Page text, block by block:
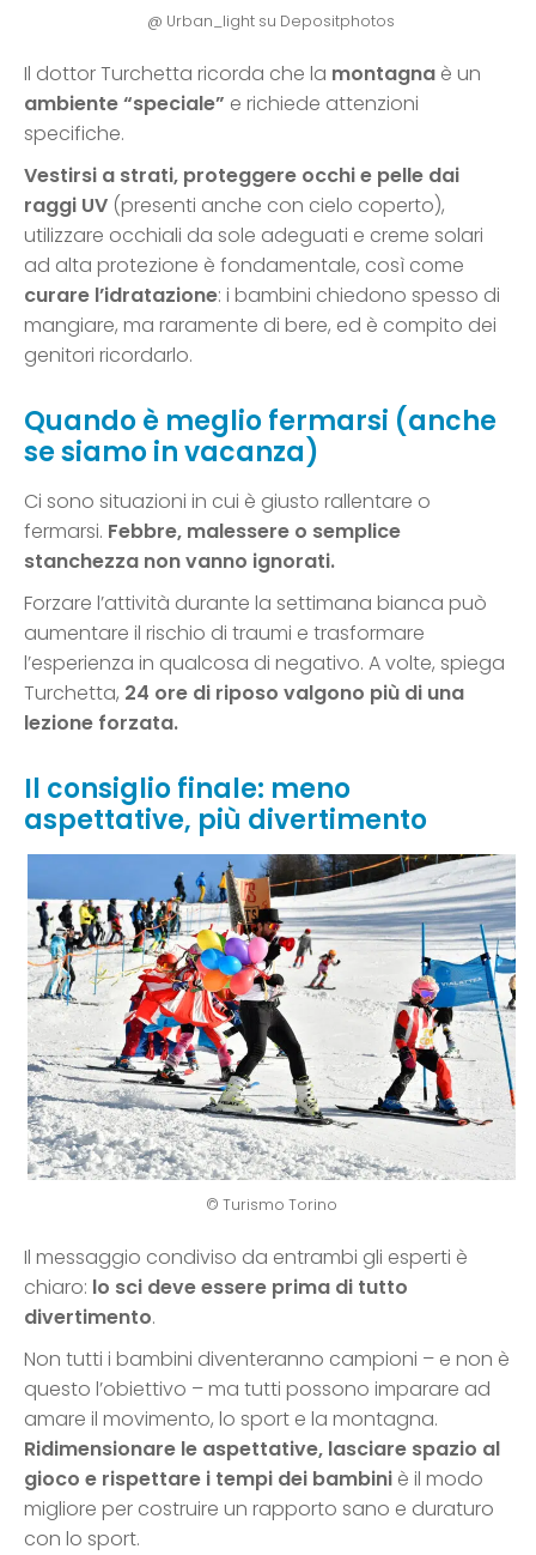
@ Urban_light su Depositphotos
Il dottor Turchetta ricorda che la montagna è un
ambiente “speciale” e richiede attenzioni
specifiche.
Vestirsi a strati, proteggere occhi e pelle dai
raggi UV (presenti anche con cielo coperto),
utilizzare occhiali da sole adeguati e creme solari
ad alta protezione è fondamentale, così come
curare l’idratazione: i bambini chiedono spesso di
mangiare, ma raramente di bere, ed è compito dei
genitori ricordarlo.
Quando è meglio fermarsi (anche
se siamo in vacanza)
Ci sono situazioni in cui è giusto rallentare o
fermarsi. Febbre, malessere o semplice
stanchezza non vanno ignorati.
Forzare l’attività durante la settimana bianca può
aumentare il rischio di traumi e trasformare
l’esperienza in qualcosa di negativo. A volte, spiega
Turchetta, 24 ore di riposo valgono più di una
lezione forzata.
Il consiglio finale: meno
aspettative, più divertimento
© Turismo Torino
Il messaggio condiviso da entrambi gli esperti è
chiaro: lo sci deve essere prima di tutto
divertimento.
Non tutti i bambini diventeranno campioni – e non è
questo l’obiettivo – ma tutti possono imparare ad
amare il movimento, lo sport e la montagna.
Ridimensionare le aspettative, lasciare spazio al
gioco e rispettare i tempi dei bambini è il modo
migliore per costruire un rapporto sano e duraturo
con lo sport.